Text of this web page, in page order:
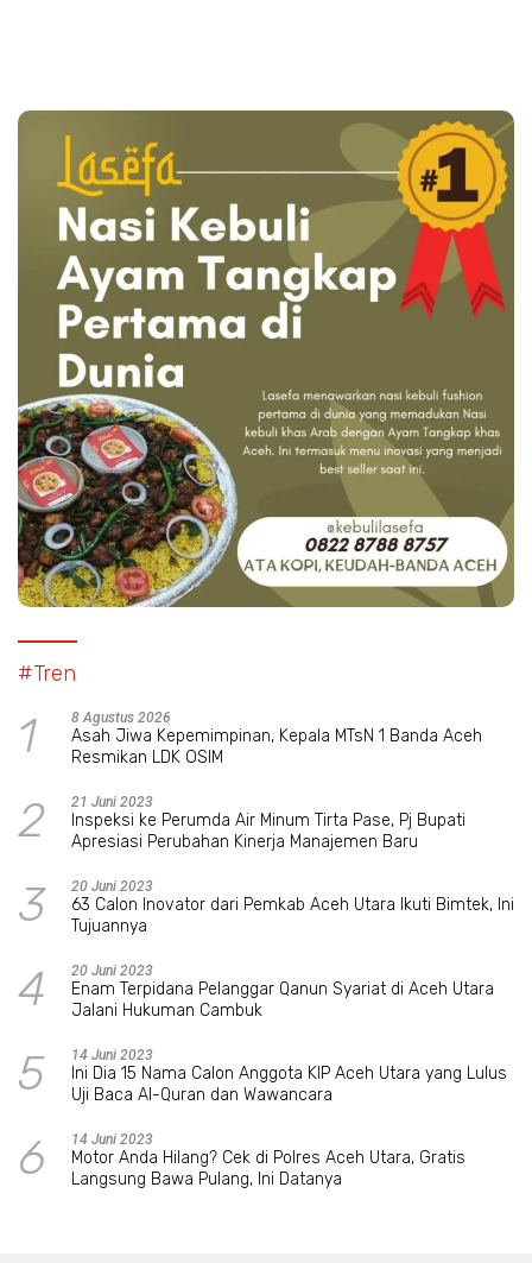
#Tren
1 8 Agustus 2026
Asah Jiwa Kepemimpinan, Kepala MTsN 1 Banda Aceh
Resmikan LDK OSIM
2 21 Juni 2023
Inspeksi ke Perumda Air Minum Tirta Pase, Pj Bupati
Apresiasi Perubahan Kinerja Manajemen Baru
3 20 Juni 2023
63 Calon Inovator dari Pemkab Aceh Utara Ikuti Bimtek, Ini
Tujuannya
4 20 Juni 2023
Enam Terpidana Pelanggar Qanun Syariat di Aceh Utara
Jalani Hukuman Cambuk
5 14 Juni 2023
Ini Dia 15 Nama Calon Anggota KIP Aceh Utara yang Lulus
Uji Baca Al-Quran dan Wawancara
6 14 Juni 2023
Motor Anda Hilang? Cek di Polres Aceh Utara, Gratis
Langsung Bawa Pulang, Ini Datanya